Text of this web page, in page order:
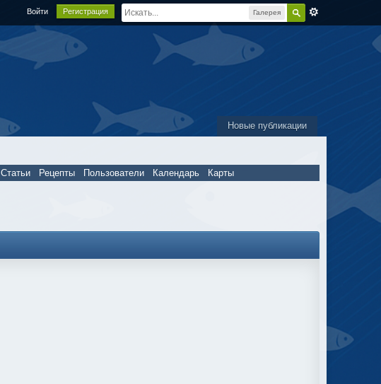
Галерея
Войти Регистрация
Новые публикации
Статьи Рецепты Пользователи Календарь Карты